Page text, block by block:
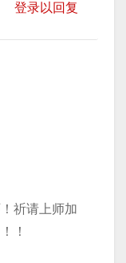
登录以回复
祈请上师加
！